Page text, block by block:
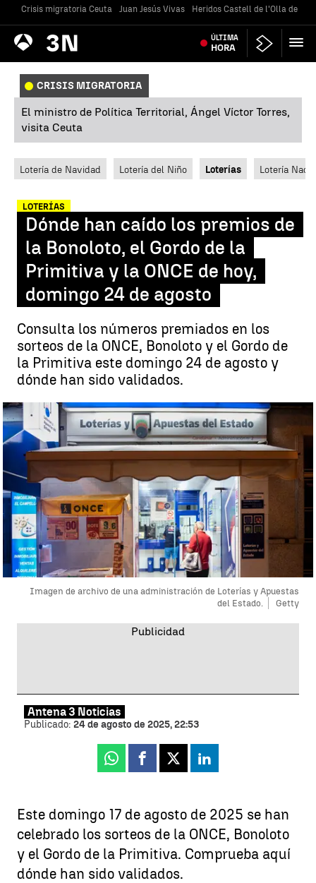
Crisis migratoria Ceuta Juan Jesús Vivas Heridos Castell de l'Olla de
Antena
3 Noticias ÚLTIMA
HORA
CRISIS MIGRATORIA
El ministro de Política Territorial, Ángel Víctor Torres,
visita Ceuta
Lotería de Navidad Lotería del Niño Loterías Lotería
LOTERÍAS
Dónde han caído los premios de
la Bonoloto, el Gordo de la
Primitiva y la ONCE de hoy,
domingo 24 de agosto
Consulta los números premiados en los
sorteos de la ONCE, Bonoloto y el Gordo de
la Primitiva este domingo 24 de agosto y
dónde han sido validados.
Imagen de archivo de una administración de Loterías y Apuestas
del Estado.
Getty
Antena 3 Noticias
Publicado: 24 de agosto de 2025, 22:53
Whatsapp
Facebook
X Linkedin
Este domingo 17 de agosto de 2025 se han
celebrado los sorteos de la ONCE, Bonoloto
y el Gordo de la Primitiva. Comprueba aquí
dónde han sido validados.